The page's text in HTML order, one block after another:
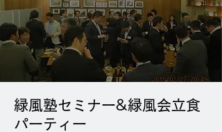
緑風塾セミナー&緑風会立食
パーティー